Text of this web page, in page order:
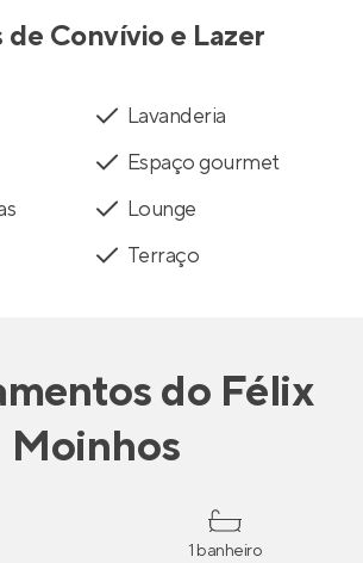
de Convívio e Lazer
Lavanderia
Espaço gourmet
Lounge
Terraço
do Félix
Moinhos
1 banheiro